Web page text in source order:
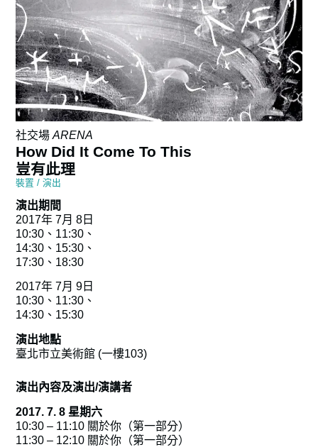
社交場ARENA
How Did It Come To This
豈有此理
裝置 / 演出
演出期間
2017年 7月 8日
10:30、11:30、
14:30、15:30、
17:30、18:30
2017年 7月 9日
10:30、11:30、
14:30、15:30
演出地點
臺北市立美術館 (一樓103)
演出內容及演出/演講者
2017. 7. 8 星期六
​10:30 – 11:10 關於你（第一部分）
11:30 – 12:10 關於你（第一部分）